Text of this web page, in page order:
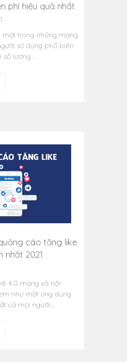
phí hiệu quả nhất
một trong những mạng
sử dụng phổ biến
số lượng…
cáo tăng like
nhất 2021
4.0 mạng xã hội
như một ứng dụng
cả mọi người.…